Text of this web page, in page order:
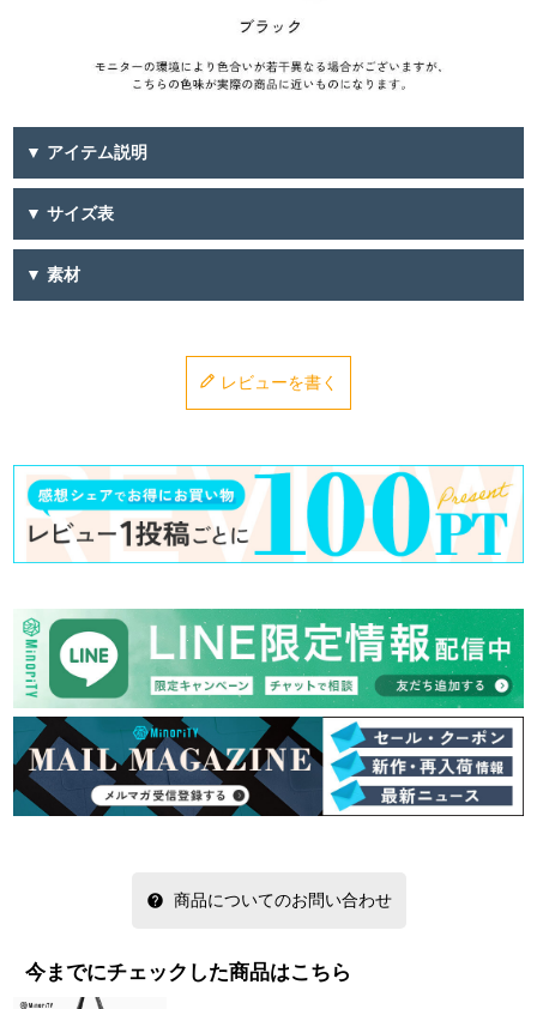
▼ アイテム説明
▼ サイズ表
▼ 素材
レビューを書く
商品についてのお問い合わせ
今までにチェックした商品はこちら